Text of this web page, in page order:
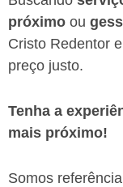
próximo ou
Cristo Redentor
preço justo.
Tenha a
mais próximo!
Somos